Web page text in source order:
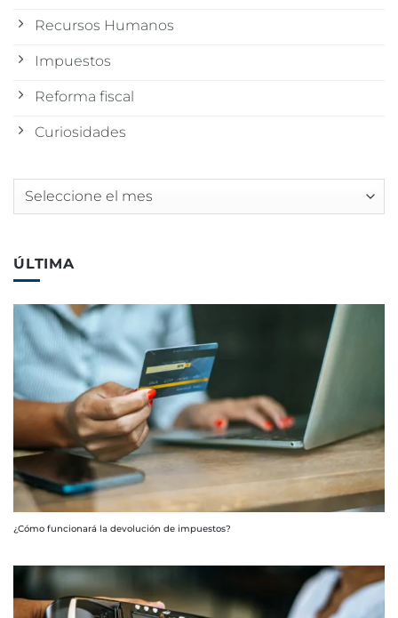
Recursos Humanos
Impuestos
Reforma fiscal
Curiosidades
Archivos
ÚLTIMA
¿Cómo funcionará la devolución de impuestos?